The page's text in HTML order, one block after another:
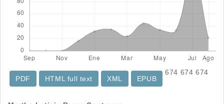
674
PDF
674
HTML full text
XML
674
EPUB